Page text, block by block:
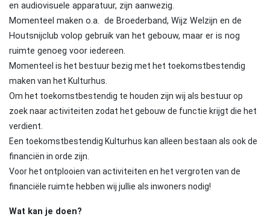
en audiovisuele apparatuur, zijn aanwezig.
Momenteel maken o.a. de Broederband, Wijz Welzijn en de
Houtsnijclub volop gebruik van het gebouw, maar er is nog
ruimte genoeg voor iedereen.
Momenteel is het bestuur bezig met het toekomstbestendig
maken van het Kulturhus.
Om het toekomstbestendig te houden zijn wij als bestuur op
zoek naar activiteiten zodat het gebouw de functie krijgt die het
verdient.
Een toekomstbestendig Kulturhus kan alleen bestaan als ook de
financiën in orde zijn.
Voor het ontplooien van activiteiten en het vergroten van de
financiële ruimte hebben wij jullie als inwoners nodig!
Wat kan je doen?